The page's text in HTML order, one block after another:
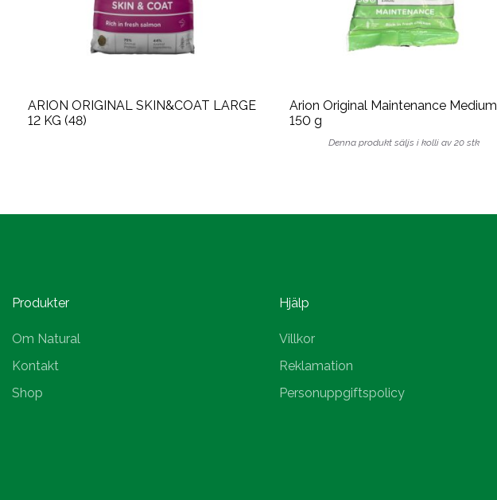
ARION ORIGINAL SKIN&COAT LARGE
12 KG (48)
Arion Original Maintenance Medium
150 g
Denna produkt säljs i kolli av 20 stk
Produkter
Om Natural
Kontakt
Shop
Hjälp
Villkor
Reklamation
Personuppgiftspolicy